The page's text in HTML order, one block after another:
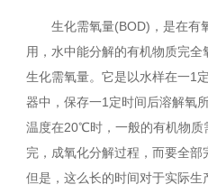
生化需氧量(BOD)，是在有
用，水中能分解的有机物质完
生化需氧量。它是以水样在一1
器中，保存一1定时间后溶解氧
温度在20℃时，一般的有机物质
完，成氧化分解过程，而要全部
但是，这么长的时间对于实际